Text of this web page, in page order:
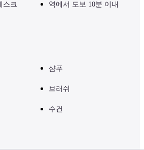
스크 역에서 도보 10분 이내
샴푸
브러쉬
수건